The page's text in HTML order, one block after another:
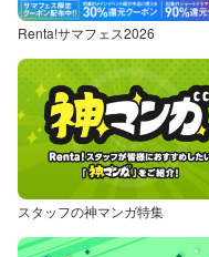
Renta!サマフェス2026
スタッフの神マンガ特集